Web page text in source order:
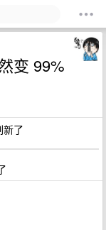
变 99%
新了